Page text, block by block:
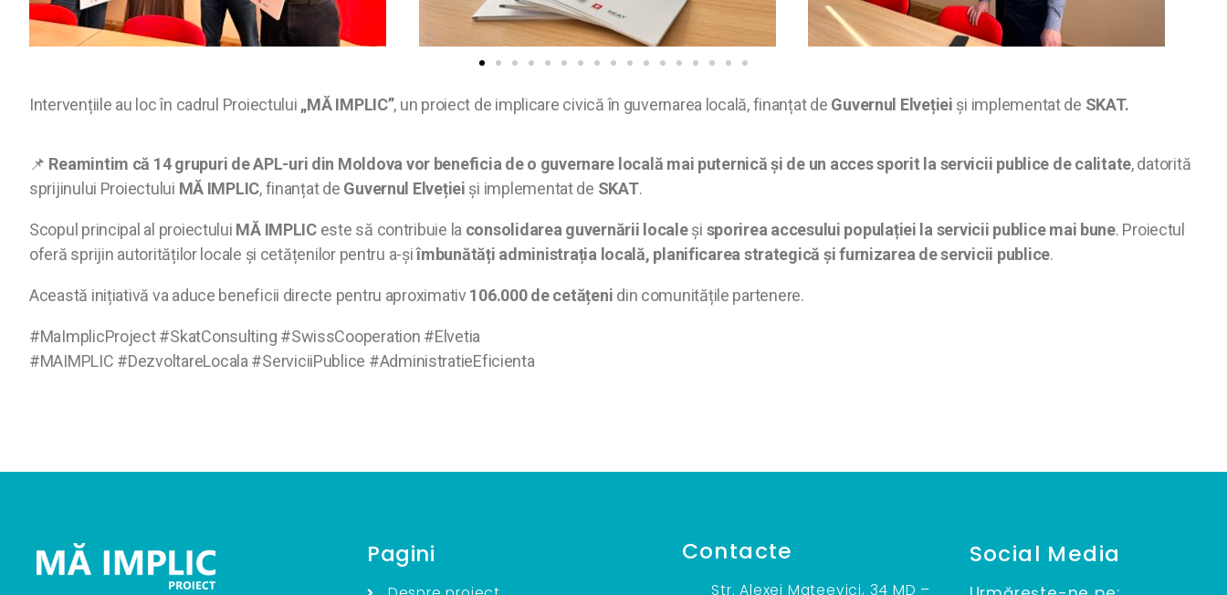
Intervențiile au loc în cadrul Proiectului „MĂ IMPLIC”, un proiect de implicare civică în guvernarea locală, finanțat de Guvernul Elveției și implementat de SKAT.
📌 Reamintim că 14 grupuri de APL-uri din Moldova vor beneficia de o guvernare locală mai puternică și de un acces sporit la servicii publice de calitate, datorită
sprijinului Proiectului MĂ IMPLIC, finanțat de Guvernul Elveției și implementat de SKAT.
Scopul principal al proiectului MĂ IMPLICeste să contribuie la consolidarea guvernării localeși sporirea accesului populației la servicii publice mai bune. Proiectul
oferă sprijin autorităților locale și cetățenilor pentru a-șiîmbunătăți administrația locală, planificarea strategică și furnizarea de servicii publice.
Această inițiativă va aduce beneficii directe pentru aproximativ106.000 de cetățeni din comunitățile partenere.
#MaImplicProject #SkatConsulting #SwissCooperation #Elvetia
#MAIMPLIC #DezvoltareLocala #ServiciiPublice #AdministratieEficienta
Pagini Contacte
Str. Alexei Mateevici, 34 MD –
Social Media